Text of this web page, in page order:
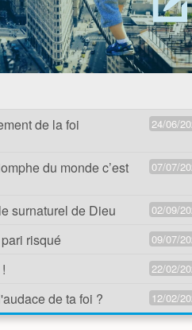
de la foi 24/06/
du monde c’est 07/07/
surnaturel de Dieu 02/09/
risqué 09/07/
22/02/
de ta foi ? 12/02/